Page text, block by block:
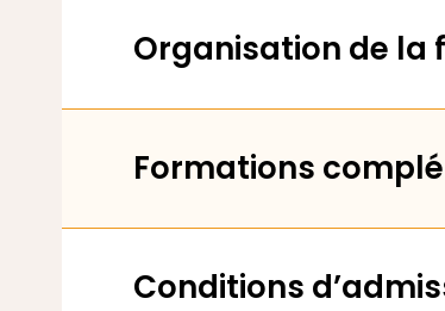
Organisation de la
Formations
Conditions